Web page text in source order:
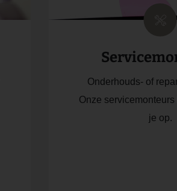
Onderhouds- of
Onze
je op.